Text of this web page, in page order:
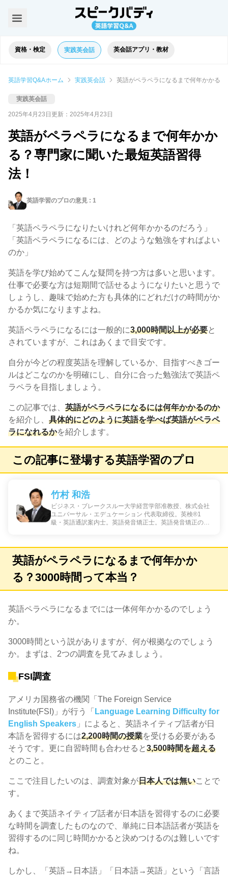
資格・検定 実践英会話 英会話アプリ・教材
英語学習Q&Aホーム 実践英会話 英語がペラペラになるまで何年かかる
実践英会話
2025年4月23日 更新： 2025年4月23日
英語がペラペラになるまで何年かか
る？専門家に聞いた最短英語習得
法！
英語学習のプロの意見 : 1
「英語ペラペラになりたいけれど何年かかるのだろう」
「英語ペラペラになるには、どのような勉強をすればよい
のか」
英語を学び始めてこんな疑問を持つ方は多いと思います。
仕事で必要な方は短期間で話せるようになりたいと思うで
しょうし、趣味で始めた方も具体的にどれだけの時間がか
かるか気になりますよね。
英語ペラペラになるには一般的に3,000時間以上が必要と
されていますが、これはあくまで目安です。
自分が今どの程度英語を理解しているか、目指すべきゴー
ルはどこなのかを明確にし、自分に合った勉強法で英語ペ
ラペラを目指しましょう。
この記事では、 英語がペラペラになるには何年かかるのか
を紹介し、 具体的にどのように英語を学べば英語がペラペ
ラになれるかを紹介します。
この記事に登場する英語学習のプロ
竹村 和浩
ビジネス・ブレークスルー大学経営学部准教授、株式会社
ユニバーサル・エデュケーション 代表取締役。英検®1
級・英語通訳案内士。英語発音矯正士。英語発音矯正の専
Generative English Methodを開発。日本にいながらにして
グローバルに活躍できるグローバル人材育成の専門家。日
本人がグローバルに活躍するために必要な、英会話の基礎
としての英語発音トレーニング、ディベート、ロジカルシ
ンキング、欧米型交渉術、日本文化を理論的に学ぶ「日本
英語がペラペラになるまで何年かか
る？3000時間って本当？
英語ペラペラになるまでには一体何年かかるのでしょう
か。
3000時間という説がありますが、何が根拠なのでしょう
か。まずは、2つの調査を見てみましょう。
FSI調査
アメリカ国務省の機関「The Foreign Service
Institute(FSI)」が行う「 Language Learning Difficulty for
English Speakers 」によると、英語ネイティブ話者が日
本語を習得するには2,200時間の授業を受ける必要がある
そうです。更に自習時間も合わせると3,500時間を超える
とのこと。
ここで注目したいのは、調査対象が日本人では無いことで
す。
あくまで英語ネイティブ話者が日本語を習得するのに必要
な時間を調査したものなので、単純に日本語話者が英語を
習得するのに同じ時間かかると決めつけるのは難しいです
ね。
しかし、「英語→日本語」「日本語→英語」という「言語